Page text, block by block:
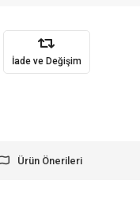
İade ve Değişim
Ürün Önerileri